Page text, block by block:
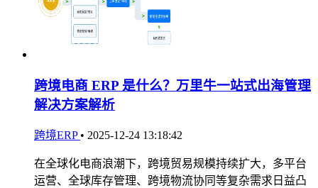
跨境电商 ERP 是什么？万里牛一站式出海管理
解决方案解析
跨境ERP • 2025-12-24 13:18:42
在全球化电商浪潮下，跨境贸易规模持续扩大，多平台
运营、全球库存管理、跨境物流协同等复杂需求日益凸